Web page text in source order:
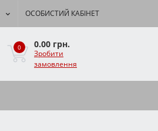
ОСОБИСТИЙ КАБІНЕТ
0 0.00 грн.
Зробити
замовлення